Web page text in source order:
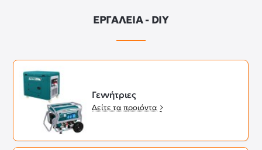
ΕΡΓΑΛΕΙΑ - DIY
Γεννήτριες
Δείτε τα προιόντα